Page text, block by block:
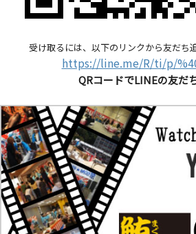
受け取るには、以下のリンクから友だち
https://line.me/R/ti/p/
QRコードでLINEの友だ